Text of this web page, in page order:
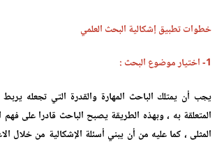
خطوات تطبيق إشكالية البحث العلمي
1- اختيار موضوع البحث :
يجب أن يمتلك الباحث المهارة والقدرة التي تجعله
المتعلقة به ، وبهذه الطريقة يصبح الباحث قادرا على فهم
المثلى ، كما عليه من أن يبني أسئلة الإشكالية من خلال